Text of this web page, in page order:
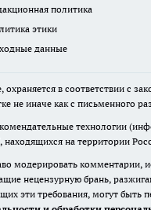
политика
этики
данные
в соответствии с
не иначе как с письменного
технологии
на территории
модерировать комментарии,
нецензурную брань,
эти требования, могут